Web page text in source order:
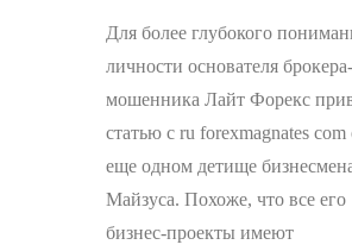
Для более глубокого
личности основателя брокера-
мошенника Лайт Форекс
статью с ru forexmagnates com
еще одном детище
Майзуса. Похоже, что все его
бизнес-проекты имеют